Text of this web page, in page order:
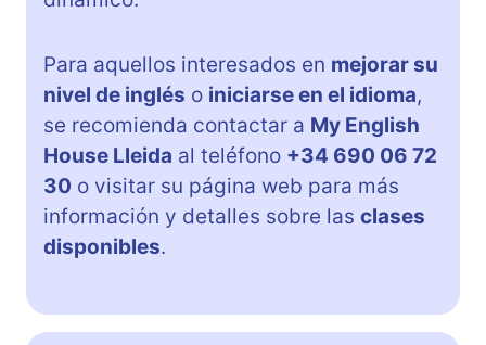
Para aquellos interesados en mejorar su
nivel de inglés o iniciarse en el idioma,
se recomienda contactar a My English
House Lleida al teléfono +34 690 06 72
30 o visitar su página web para más
información y detalles sobre las clases
disponibles.